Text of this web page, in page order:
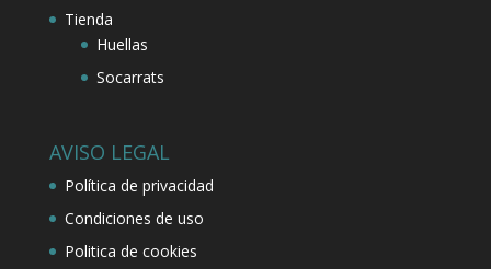
Tienda
Huellas
Socarrats
AVISO LEGAL
Política de privacidad
Condiciones de uso
Politica de cookies